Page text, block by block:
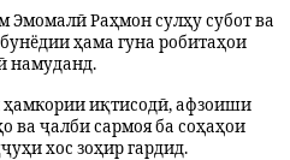
Эмомалӣ Раҳмон сулҳу субот ва
ҳама гуна робитаҳои
намуданд.
ҳамкории иқтисодӣ, афзоиши
ҷалби сармоя ба соҳаҳои
хос зоҳир гардид.